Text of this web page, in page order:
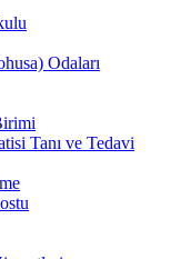
Odaları
Tanı ve Tedavi